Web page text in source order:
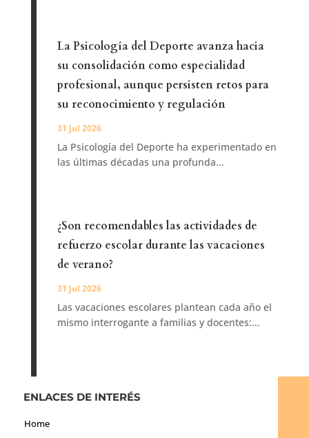
La Psicología del Deporte avanza hacia
su consolidación como especialidad
profesional, aunque persisten retos para
su reconocimiento y regulación
31 Jul 2026
La Psicología del Deporte ha experimentado en
las últimas décadas una profunda...
¿Son recomendables las actividades de
refuerzo escolar durante las vacaciones
de verano?
31 Jul 2026
Las vacaciones escolares plantean cada año el
mismo interrogante a familias y docentes:...
ENLACES DE INTERÉS
Home